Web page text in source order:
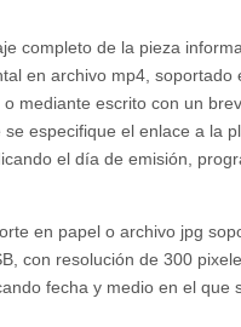
completo de la pieza
en archivo mp4, soportado
mediante escrito con un
especifique el enlace a la
el día de emisión,
en papel o archivo jpg
con resolución de 300
fecha y medio en el que